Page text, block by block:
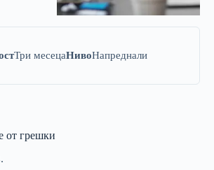
Три месецаНивоНапреднали
от грешки